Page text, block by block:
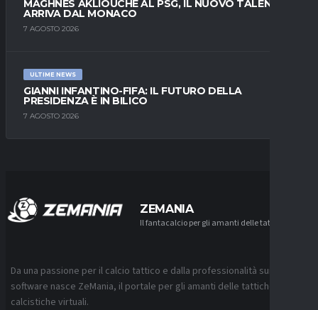
MAGHNES AKLIOUCHE AL PSG, IL NUOVO TALENTO
ARRIVA DAL MONACO
7 AGOSTO 2026
ULTIME NEWS
GIANNI INFANTINO-FIFA: IL FUTURO DELLA
PRESIDENZA È IN BILICO
7 AGOSTO 2026
ZEMANIA
Il fantacalcio per gli amanti delle tattiche
Da una passione per il calcio tattico e dalla professionalità sui
software nasce ZeMania, il portale per gli amanti delle tattiche
calcistiche virtuali.